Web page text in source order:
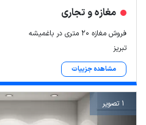
مغازه و تجاری
فروش مغازه 20 متری در باغمیشه
تبریز
مشاهده جزییات
1 تصویر